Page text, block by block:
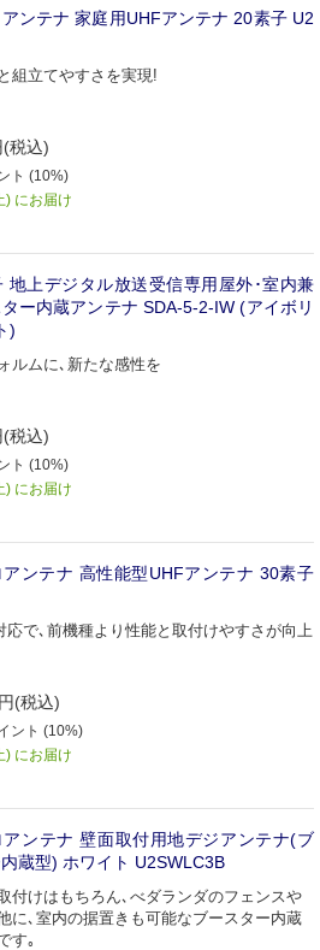
ンテナ 家庭用UHFアンテナ 20素子 U2
組立てやすさを実現!
(税込)
ト (10%)
) にお届け
地上デジタル放送受信専用屋外･室内兼
ー内蔵アンテナ SDA-5-2-IW (アイボリ
)
ルムに､新たな感性を
(税込)
ト (10%)
) にお届け
アンテナ 高性能型UHFアンテナ 30素子
応で､前機種より性能と取付けやすさが向上
円(税込)
ント (10%)
) にお届け
アンテナ 壁面取付用地デジアンテナ(ブ
蔵型) ホワイト U2SWLC3B
付けはもちろん､べダランダのフェンスや
に､室内の据置きも可能なブースター内蔵
す｡